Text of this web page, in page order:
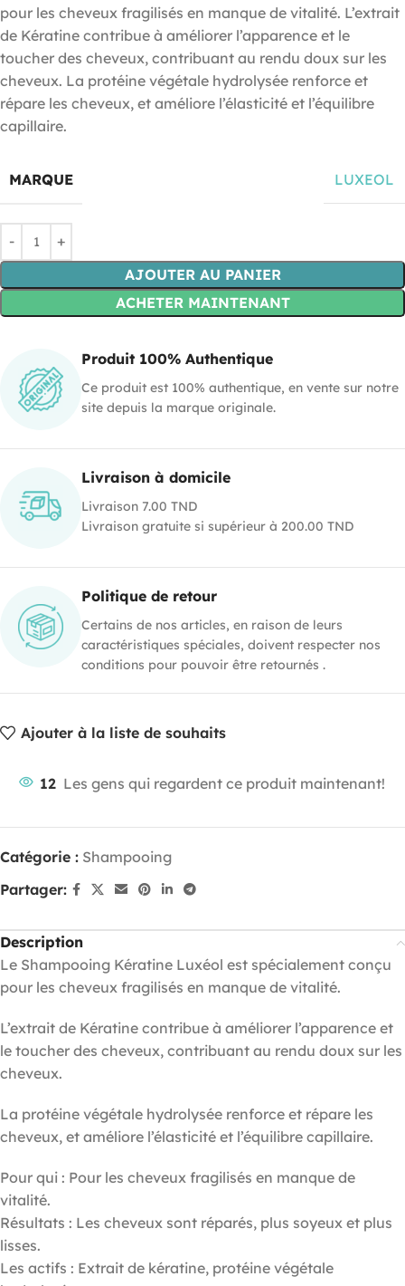
pour les cheveux fragilisés en manque de vitalité. L’extrait
de Kératine contribue à améliorer l’apparence et le
toucher des cheveux, contribuant au rendu doux sur les
cheveux. La protéine végétale hydrolysée renforce et
répare les cheveux, et améliore l’élasticité et l’équilibre
capillaire.
MARQUE LUXEOL
AJOUTER AU PANIER
ACHETER MAINTENANT
Produit 100% Authentique
Ce produit est 100% authentique, en vente sur notre
site depuis la marque originale.
Livraison à domicile
Livraison 7.00 TND
Livraison gratuite si supérieur à 200.00 TND
Politique de retour
Certains de nos articles, en raison de leurs
caractéristiques spéciales, doivent respecter nos
conditions pour pouvoir être retournés .
Ajouter à la liste de souhaits
12 Les gens qui regardent ce produit maintenant!
Catégorie : Shampooing
Partager:
Description
Le Shampooing Kératine Luxéol est spécialement conçu
pour les cheveux fragilisés en manque de vitalité.
L’extrait de Kératine contribue à améliorer l’apparence et
le toucher des cheveux, contribuant au rendu doux sur les
cheveux.
La protéine végétale hydrolysée renforce et répare les
cheveux, et améliore l’élasticité et l’équilibre capillaire.
Pour qui : Pour les cheveux fragilisés en manque de
vitalité.
Résultats : Les cheveux sont réparés, plus soyeux et plus
lisses.
Les actifs : Extrait de kératine, protéine végétale